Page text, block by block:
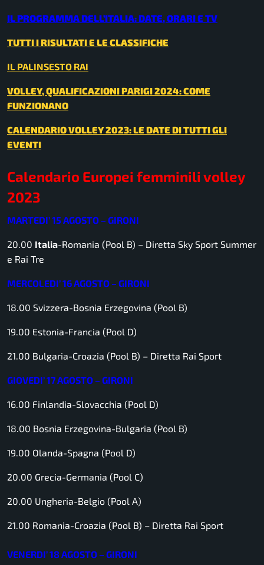
IL PROGRAMMA DELL’ITALIA: DATE, ORARI E TV
TUTTI I RISULTATI E LE CLASSIFICHE
IL PALINSESTO RAI
VOLLEY, QUALIFICAZIONI PARIGI 2024: COME
FUNZIONANO
CALENDARIO VOLLEY 2023: LE DATE DI TUTTI GLI
EVENTI
Calendario Europei femminili volley
2023
MARTEDI’ 15 AGOSTO – GIRONI
20.00 Italia-Romania (Pool B) – Diretta Sky Sport Summer
e Rai Tre
MERCOLEDI’ 16 AGOSTO – GIRONI
18.00 Svizzera-Bosnia Erzegovina (Pool B)
19.00 Estonia-Francia (Pool D)
21.00 Bulgaria-Croazia (Pool B) – Diretta Rai Sport
GIOVEDI’ 17 AGOSTO – GIRONI
16.00 Finlandia-Slovacchia (Pool D)
18.00 Bosnia Erzegovina-Bulgaria (Pool B)
19.00 Olanda-Spagna (Pool D)
20.00 Grecia-Germania (Pool C)
20.00 Ungheria-Belgio (Pool A)
21.00 Romania-Croazia (Pool B) – Diretta Rai Sport
VENERDI’ 18 AGOSTO – GIRONI